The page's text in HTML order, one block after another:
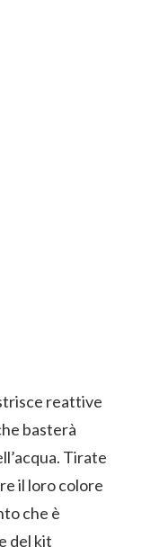
reattive
basterà
Tirate
il loro colore
che è
del kit